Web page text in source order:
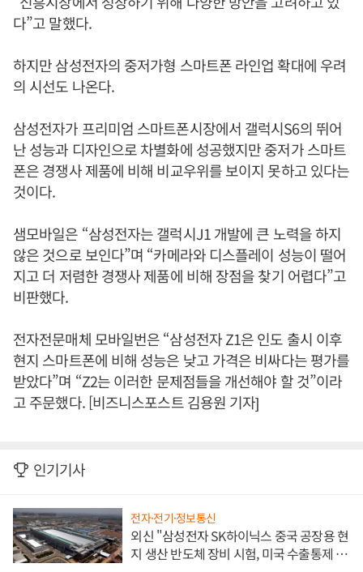
다”고 말했다.
하지만 삼성전자의 중저가형 스마트폰 라인업 확대에 우려
의 시선도 나온다.
삼성전자가 프리미엄 스마트폰시장에서 갤럭시S6의 뛰어
난 성능과 디자인으로 차별화에 성공했지만 중저가 스마트
폰은 경쟁사 제품에 비해 비교우위를 보이지 못하고 있다는
것이다.
샘모바일은 “삼성전자는 갤럭시J1 개발에 큰 노력을 하지
않은 것으로 보인다”며 “카메라와 디스플레이 성능이 떨어
지고 더 저렴한 경쟁사 제품에 비해 장점을 찾기 어렵다”고
비판했다.
전자전문매체 모바일번은 “삼성전자 Z1은 인도 출시 이후
현지 스마트폰에 비해 성능은 낮고 가격은 비싸다는 평가를
받았다”며 “Z2는 이러한 문제점들을 개선해야 할 것”이라
고 주문했다. [비즈니스포스트 김용원 기자]
인기기사
전자·전기·정보통신
외신 "삼성전자 SK하이닉스 중국 공장용 현
지 생산 반도체 장비 시험, 미국 수출통제 대